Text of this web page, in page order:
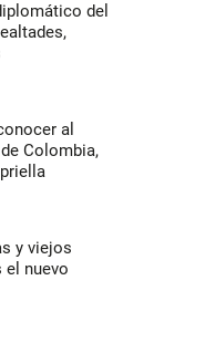
del
al
Colombia,
y viejos
nuevo